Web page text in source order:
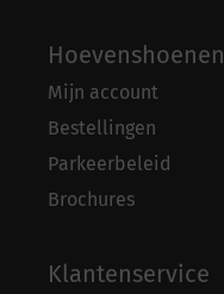
Hoevenshoenen
Mijn account
Bestellingen
Parkeerbeleid
Brochures
Klantenservice